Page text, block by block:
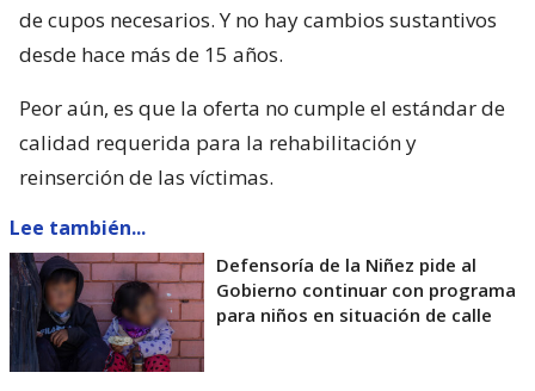
de cupos necesarios. Y no hay cambios sustantivos
desde hace más de 15 años.
Peor aún, es que la oferta no cumple el estándar de
calidad requerida para la rehabilitación y
reinserción de las víctimas.
Lee también...
Defensoría de la Niñez pide al
Gobierno continuar con programa
para niños en situación de calle